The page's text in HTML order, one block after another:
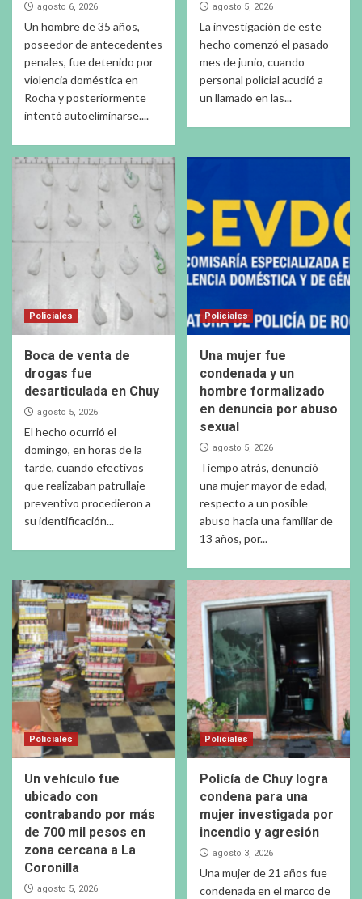
agosto 6, 2026
Un hombre de 35 años,
poseedor de antecedentes
penales, fue detenido por
violencia doméstica en
Rocha y posteriormente
intentó autoeliminarse....
agosto 5, 2026
La investigación de este
hecho comenzó el pasado
mes de junio, cuando
personal policial acudió a
un llamado en las...
Policiales
Boca de venta de
drogas fue
desarticulada en Chuy
agosto 5, 2026
El hecho ocurrió el
domingo, en horas de la
tarde, cuando efectivos
que realizaban patrullaje
preventivo procedieron a
su identificación...
Policiales
Una mujer fue
condenada y un
hombre formalizado
en denuncia por abuso
sexual
agosto 5, 2026
Tiempo atrás, denunció
una mujer mayor de edad,
respecto a un posible
abuso hacia una familiar de
13 años, por...
Policiales
Un vehículo fue
ubicado con
contrabando por más
de 700 mil pesos en
zona cercana a La
Coronilla
agosto 5, 2026
Policiales
Policía de Chuy logra
condena para una
mujer investigada por
incendio y agresión
agosto 3, 2026
Una mujer de 21 años fue
condenada en el marco de